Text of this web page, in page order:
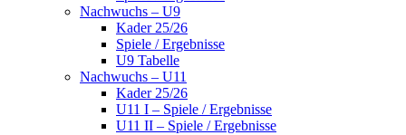
Nachwuchs – U9
Kader 25/26
Spiele / Ergebnisse
U9 Tabelle
Nachwuchs – U11
Kader 25/26
U11 I – Spiele / Ergebnisse
U11 II – Spiele / Ergebnisse